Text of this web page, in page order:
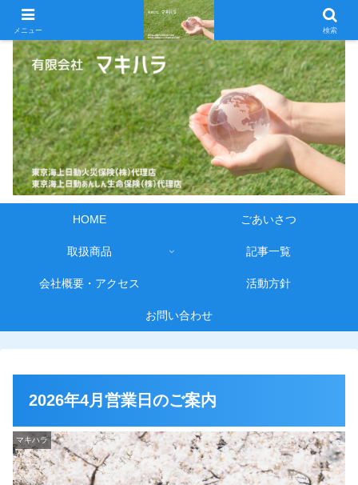
HOME ごあいさつ
取扱商品 記事一覧
会社概要・アクセス 活動方針
お問い合わせ
2026年4月営業日のご案内
マキハラ
メニュー 検索